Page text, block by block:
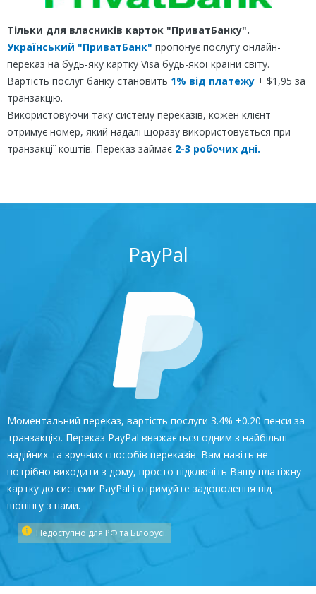
Тільки для власників карток "ПриватБанку".
Український "ПриватБанк" пропонує послугу онлайн-
переказ на будь-яку картку Visa будь-якої країни світу.
Вартість послуг банку становить 1% від платежу + $1,95 за
транзакцію.
Використовуючи таку систему переказів, кожен клієнт
отримує номер, який надалі щоразу використовується при
транзакції коштів. Переказ займає 2-3 робочих дні.
PayPal
Моментальний переказ, вартість послуги 3.4% +0.20 пенси за
транзакцію. Переказ PayPal вважається одним з найбільш
надійних та зручних способів переказів. Вам навіть не
потрібно виходити з дому, просто підключіть Вашу платіжну
картку до системи PayРal і отримуйте задоволення від
шопінгу з нами.
Недоступно для РФ та Білорусі.